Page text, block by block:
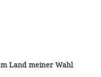
Land meiner Wahl